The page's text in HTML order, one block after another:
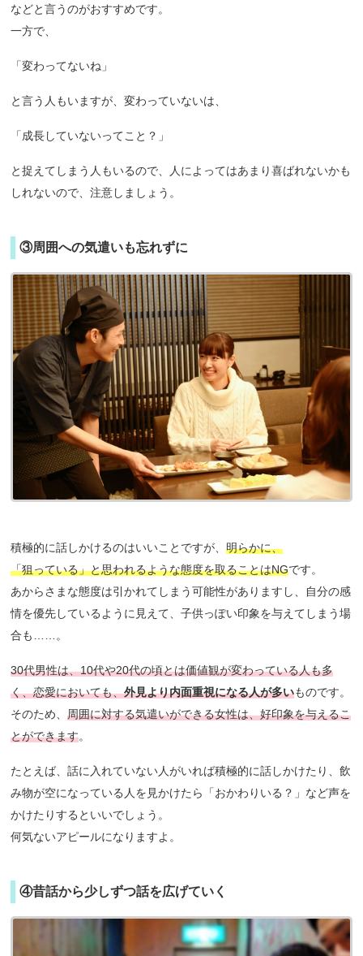
などと言うのがおすすめです。
一方で、
「変わってないね」
と言う人もいますが、変わっていないは、
「成長していないってこと？」
と捉えてしまう人もいるので、人によってはあまり喜ばれないかも
しれないので、注意しましょう。
③周囲への気遣いも忘れずに
積極的に話しかけるのはいいことですが、明らかに、
「狙っている」と思われるような態度を取ることはNGです。
あからさまな態度は引かれてしまう可能性がありますし、自分の感
情を優先しているように見えて、子供っぽい印象を与えてしまう場
合も……。
30代男性は、10代や20代の頃とは価値観が変わっている人も多
く、恋愛においても、外見より内面重視になる人が多いものです。
そのため、周囲に対する気遣いができる女性は、好印象を与えるこ
とができます。
たとえば、話に入れていない人がいれば積極的に話しかけたり、飲
み物が空になっている人を見かけたら「おかわりいる？」など声を
かけたりするといいでしょう。
何気ないアピールになりますよ。
④昔話から少しずつ話を広げていく